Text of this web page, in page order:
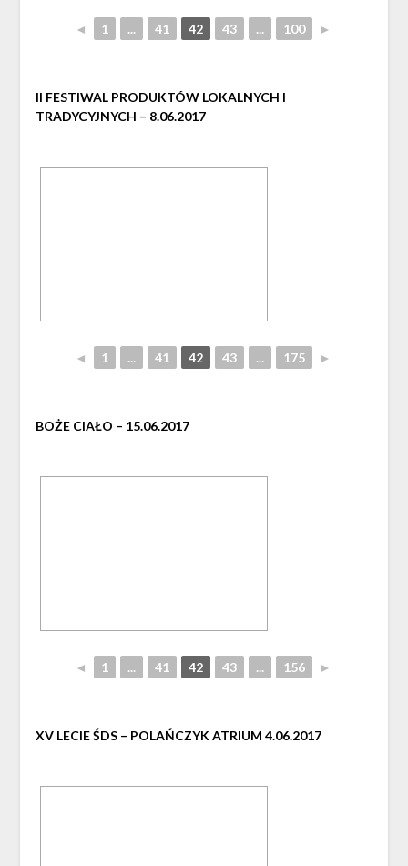
◄ 1 ... 41 42 43 ... 100 ►
II FESTIWAL PRODUKTÓW LOKALNYCH I
TRADYCYJNYCH – 8.06.2017
◄ 1 ... 41 42 43 ... 175 ►
BOŻE CIAŁO – 15.06.2017
◄ 1 ... 41 42 43 ... 156 ►
XV LECIE ŚDS – POLAŃCZYK ATRIUM 4.06.2017